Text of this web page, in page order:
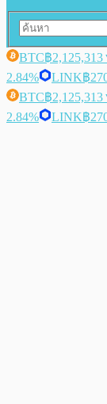
BTC฿2,125,313
2.84%
LINK฿
BTC฿2,125,313
2.84%
LINK฿